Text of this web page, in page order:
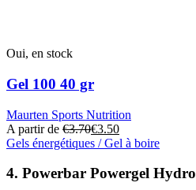
Oui, en stock
Gel 100 40 gr
Maurten Sports Nutrition
A partir de €3.70€3.50
Gels énergétiques / Gel à boire
produit
4. Powerbar Powergel Hydro